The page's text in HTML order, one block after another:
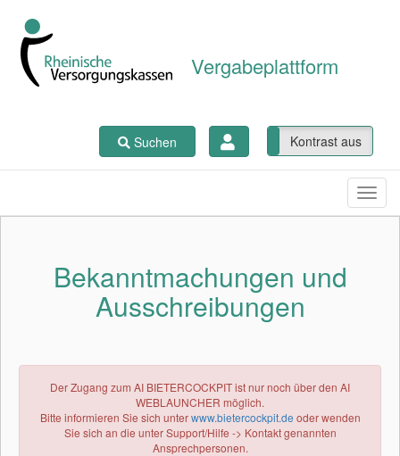
Vergabeplattform
Suchen Kontrast ein Kontrast aus
Bekanntmachungen und
Ausschreibungen
Der Zugang zum AI BIETERCOCKPIT ist nur noch über den AI
WEBLAUNCHER möglich.
Bitte informieren Sie sich unterwww.bietercockpit.de oder wenden
Sie sich an die unter Support/Hilfe -> Kontakt genannten
Ansprechpersonen.